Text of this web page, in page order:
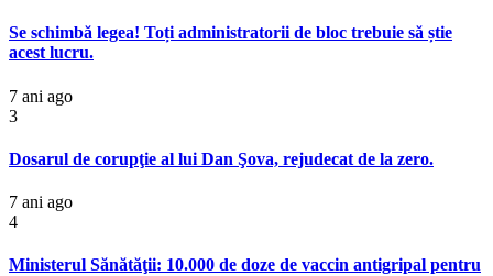
Se schimbă legea! Toți administratorii de bloc trebuie să știe
acest lucru.
7 ani ago
3
Dosarul de corupţie al lui Dan Şova, rejudecat de la zero.
7 ani ago
4
Ministerul Sănătăţii: 10.000 de doze de vaccin antigripal pentru